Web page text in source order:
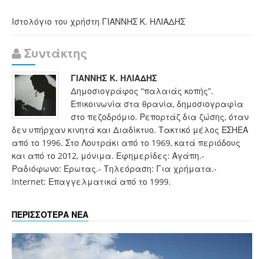
Ιστολόγιο του χρήστη ΓΙΑΝΝΗΣ Κ. ΗΛΙΑΔΗΣ
Συντάκτης
ΓΙΑΝΝΗΣ Κ. ΗΛΙΑΔΗΣ
Δημοσιογράφος “παλαιάς κοπής”.
Επικοινωνία στα θρανία, δημοσιογραφία
στο πεζοδρόμιο. Ρεπορτάζ δια ζώσης, όταν
δεν υπήρχαν κινητά και Διαδίκτυο. Τακτικό μέλος ΕΣΗΕΑ
από το 1996. Στο Λουτράκι από το 1969, κατά περιόδους
και από το 2012, μόνιμα. Εφημερίδες: Αγάπη.-
Ραδιόφωνο: Ερωτας.- Τηλεόραση: Για χρήματα.-
Internet: Επαγγελματικά από το 1999.
ΠΕΡΙΣΣΟΤΕΡΑ ΝΕΑ